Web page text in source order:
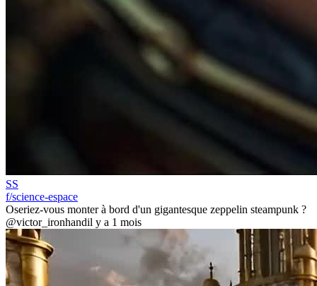
SS
f/science-espace
Oseriez-vous monter à bord d'un gigantesque zeppelin steampunk ?
@victor_ironhandil y a 1 mois